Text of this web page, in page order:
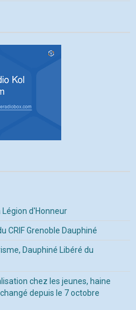
Légion d'Honneur
CRIF Grenoble Dauphiné
Dauphiné Libéré du
chez les jeunes, haine
depuis le 7 octobre